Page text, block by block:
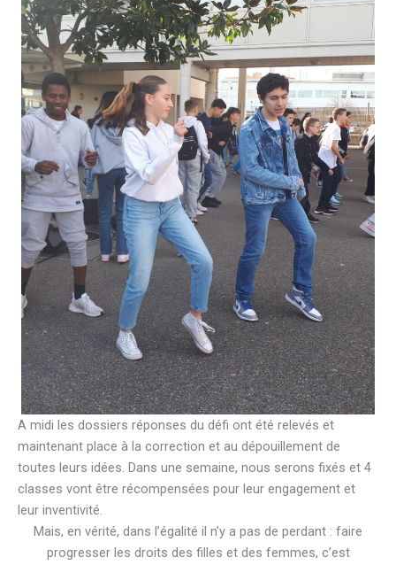
A midi les dossiers réponses du défi ont été relevés et
maintenant place à la correction et au dépouillement de
toutes leurs idées. Dans une semaine, nous serons fixés et 4
classes vont être récompensées pour leur engagement et
leur inventivité.
Mais, en vérité, dans l’égalité il n’y a pas de perdant : faire
progresser les droits des filles et des femmes, c’est